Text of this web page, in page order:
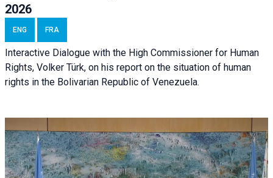
2026
ENG FRA
Interactive Dialogue with the High Commissioner for Human
Rights, Volker Türk, on his report on the situation of human
rights in the Bolivarian Republic of Venezuela.